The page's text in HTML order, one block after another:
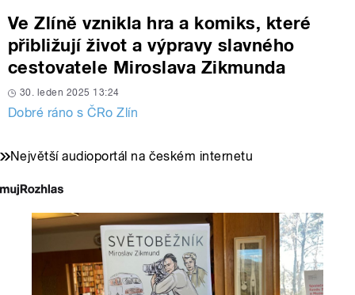
Ve Zlíně vznikla hra a komiks, které
přibližují život a výpravy slavného
cestovatele Miroslava Zikmunda
30. leden 2025 13:24
Dobré ráno s ČRo Zlín
Největší audioportál na českém internetu